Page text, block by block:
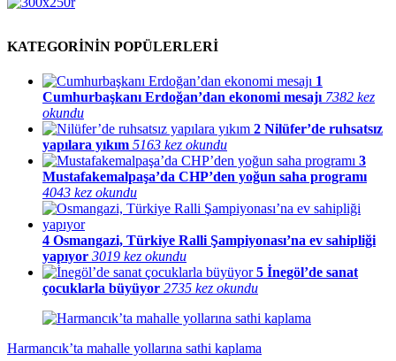
KATEGORİNİN POPÜLERLERİ
1
Cumhurbaşkanı Erdoğan’dan ekonomi mesajı 7382 kez
okundu
2 Nilüfer’de ruhsatsız
yapılara yıkım 5163 kez okundu
3
Mustafakemalpaşa’da CHP’den yoğun saha programı
4043 kez okundu
4 Osmangazi, Türkiye Ralli Şampiyonası’na ev sahipliği
yapıyor 3019 kez okundu
5 İnegöl’de sanat
çocuklarla büyüyor 2735 kez okundu
Harmancık’ta mahalle yollarına sathi kaplama